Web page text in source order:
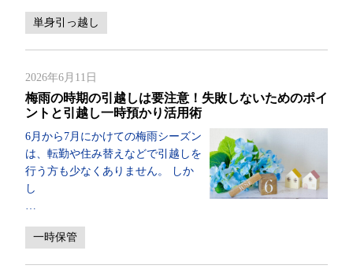
単身引っ越し
2026年6月11日
梅雨の時期の引越しは要注意！失敗しないためのポイ
ントと引越し一時預かり活用術
6月から7月にかけての梅雨シーズン
は、転勤や住み替えなどで引越しを
行う方も少なくありません。 しか
し
…
一時保管